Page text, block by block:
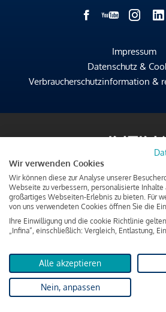
Impressum
Datenschutz &
Verbraucherschutzinformation &
Wir verwenden Cookies
Wir können diese zur Analyse unserer
Webseite zu verbessern, personalisierte Inhalte
großartiges Webseiten-Erlebnis zu bieten. Für
von uns verwendeten Cookies öffnen Sie die
Ihre Einwilligung und die cookie Richtlinie
„Infina“, einschließlich: Vergleich, Entlastung,
Alle akzeptieren
Nein, anpassen